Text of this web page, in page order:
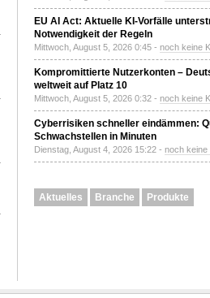
EU AI Act: Aktuelle KI-Vorfälle
Notwendigkeit der Regeln
Mittwoch, August 5, 2026 0:45 - noch keine
Kompromittierte Nutzerkonten –
weltweit auf Platz 10
Mittwoch, August 5, 2026 0:32 - noch keine
Cyberrisiken schneller eindämmen:
Schwachstellen in Minuten
Dienstag, August 4, 2026 15:22 - noch keine
Aktuelles Branche Produkte